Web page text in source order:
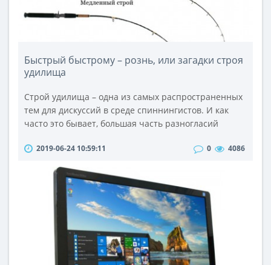
Быстрый быстрому – рознь, или загадки строя
удилища
Строй удилища – одна из самых распространенных
тем для дискуссий в среде спиннингистов. И как
часто это бывает, большая часть разногласий
существует общепринятого определения этого
совершенно разные характеристики удилища. Все
еще осложняется и тем, что в последние годы
появилось достаточно много хлыстов специаль..
2019-06-24 10:59:11 0 4086